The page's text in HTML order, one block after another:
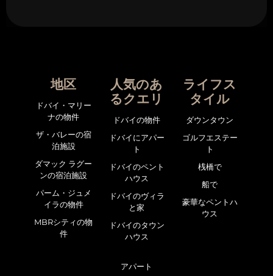
地区
ドバイ・マリー
ナの物件
ザ・バレーの宿
泊施設
ダマック ラグー
ンの宿泊施設
パーム・ジュメ
イラの物件
MBRシティの物
件
人気のあ
るクエリ
ドバイの物件
ドバイにアパー
ト
ドバイのペント
ハウス
ドバイのヴィラ
と家
ドバイのタウン
ハウス
ライフス
タイル
ダウンタウン
ゴルフエステー
ト
桟橋で
船で
豪華なペントハ
ウス
アパート